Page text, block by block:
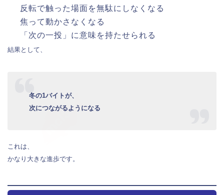
反転で触った場面を無駄にしなくなる
焦って動かさなくなる
「次の一投」に意味を持たせられる
結果として、
冬の1バイトが、
次につながるようになる
これは、
かなり大きな進歩です。